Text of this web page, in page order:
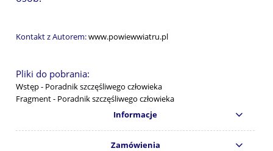
Kontakt z Autorem:www.powiewwiatru.pl
Pliki do pobrania:
Wstęp - Poradnik szczęśliwego człowieka
Fragment - Poradnik szczęśliwego człowieka
Informacje
Zamówienia